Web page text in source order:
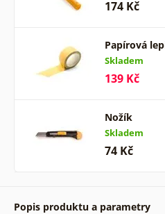
174 Kč
Papírová
Skladem
139 Kč
Nožík
Skladem
74 Kč
Popis produktu a parametry